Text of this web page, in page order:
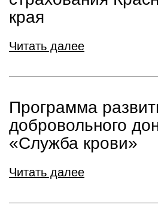
края
Читать далее
Программа
добровольного
«Служба крови»
Читать далее